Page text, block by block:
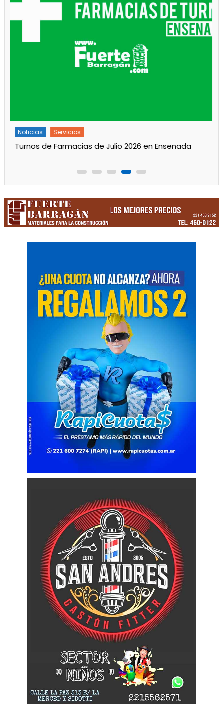
Noticias Principal
Trabajos en la red de agua en Villa Tranquila